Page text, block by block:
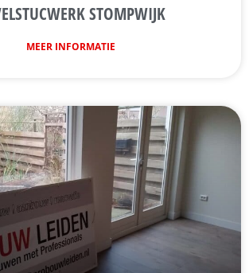
STOMPWIJK
MEER INFORMATIE